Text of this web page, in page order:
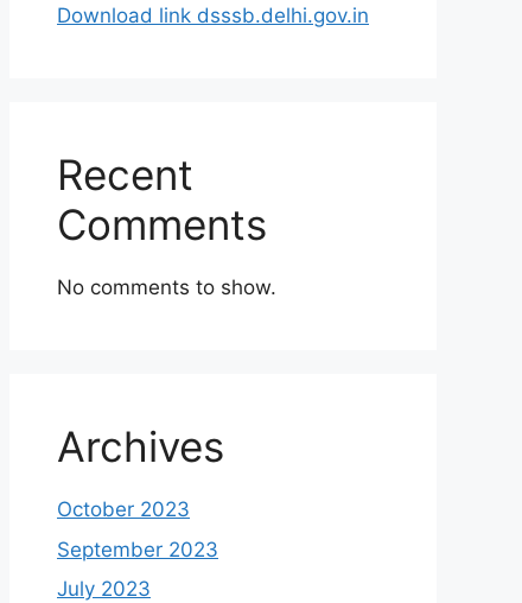
Download link dsssb.delhi.gov.in
Recent
Comments
No comments to show.
Archives
October 2023
September 2023
July 2023